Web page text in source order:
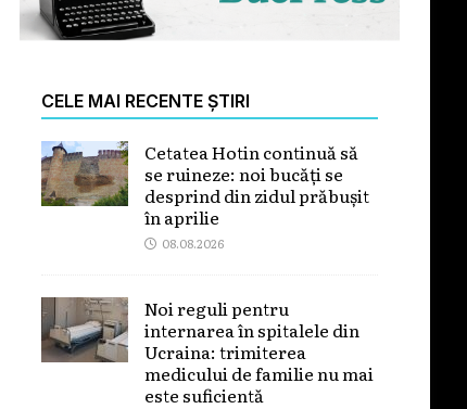
CELE MAI RECENTE ȘTIRI
Cetatea Hotin continuă să
se ruineze: noi bucăți se
desprind din zidul prăbușit
în aprilie
08.08.2026
Noi reguli pentru
internarea în spitalele din
Ucraina: trimiterea
medicului de familie nu mai
este suficientă